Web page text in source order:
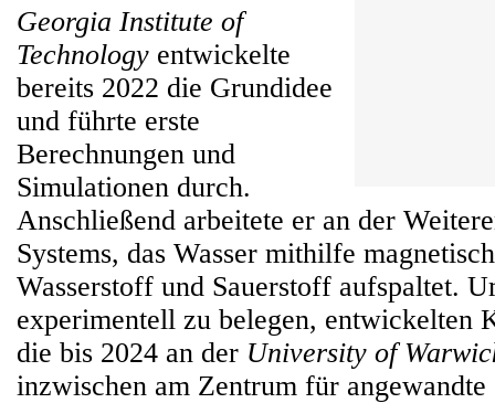
Georgia Institute of
Technology entwickelte
bereits 2022 die Grundidee
und führte erste
Berechnungen und
Simulationen durch.
Anschließend arbeitete er an der
Systems, das Wasser mithilfe
Wasserstoff und Sauerstoff aufspaltet.
experimentell zu belegen, entwickelten
die bis 2024 an der University of
inzwischen am Zentrum für angewandte